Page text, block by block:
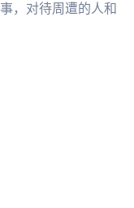
，对待周遭的人和